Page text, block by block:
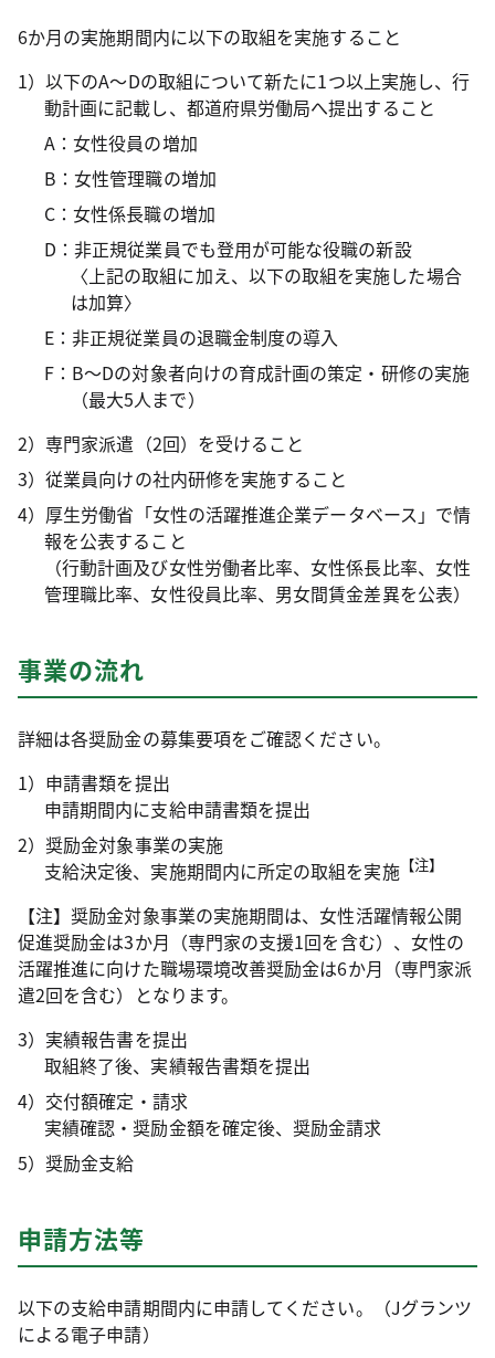
6か月の実施期間内に以下の取組を実施すること
1）以下のA～Dの取組について新たに1つ以上実施し、行
動計画に記載し、都道府県労働局へ提出すること
A：女性役員の増加
B：女性管理職の増加
C：女性係長職の増加
D：非正規従業員でも登用が可能な役職の新設
〈上記の取組に加え、以下の取組を実施した場合
は加算〉
E：非正規従業員の退職金制度の導入
F：B～Dの対象者向けの育成計画の策定・研修の実施
（最大5人まで）
2）専門家派遣（2回）を受けること
3）従業員向けの社内研修を実施すること
4）厚生労働省「女性の活躍推進企業データベース」で情
報を公表すること
（行動計画及び女性労働者比率、女性係長比率、女性
管理職比率、女性役員比率、男女間賃金差異を公表）
事業の流れ
詳細は各奨励金の募集要項をご確認ください。
1）申請書類を提出
申請期間内に支給申請書類を提出
2）奨励金対象事業の実施
支給決定後、実施期間内に所定の取組を実施【注】
【注】奨励金対象事業の実施期間は、女性活躍情報公開
促進奨励金は3か月（専門家の支援1回を含む）、女性の
活躍推進に向けた職場環境改善奨励金は6か月（専門家派
遣2回を含む）となります。
3）実績報告書を提出
取組終了後、実績報告書類を提出
4）交付額確定・請求
実績確認・奨励金額を確定後、奨励金請求
5）奨励金支給
申請方法等
以下の支給申請期間内に申請してください。（Jグランツ
による電子申請）